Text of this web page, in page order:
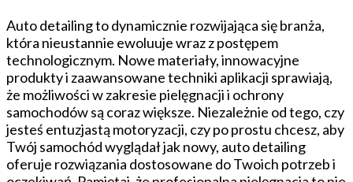
Auto detailing to dynamicznie rozwijająca się branża,
która nieustannie ewoluuje wraz z postępem
technologicznym. Nowe materiały, innowacyjne
produkty i zaawansowane techniki aplikacji sprawiają,
że możliwości w zakresie pielęgnacji i ochrony
samochodów są coraz większe. Niezależnie od tego, czy
jesteś entuzjastą motoryzacji, czy po prostu chcesz, aby
Twój samochód wyglądał jak nowy, auto detailing
oferuje rozwiązania dostosowane do Twoich potrzeb i